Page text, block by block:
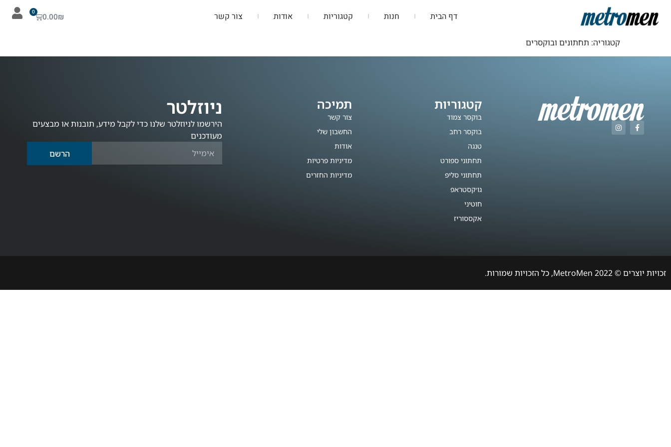
דף הבית חנות קטגוריות אודות צור קשר 0.00₪
0
קטגוריה: תחתונים ובוקסרים
קטגוריות
בוקסר צמוד
בוקסר רחב
טנגה
תחתוני ספורט
תחתוני סליפ
גו׳קסטראפ
חוטיני
אקססוריז
תמיכה
צור קשר
החשבון שלי
אודות
מדיניות פרטיות
מדיניות החזרים
ניוזלטר
הירשמו לניוזלטר שלנו כדי לקבל מידע, תובנות או מבצעים
מעודכנים
הרשם
זכויות יוצרים © 2022 MetroMen, כל הזכויות שמורות.